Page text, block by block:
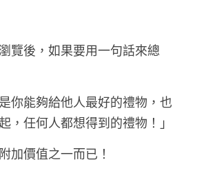
覽後，如果要用一句話來總
你能夠給他人最好的禮物，也
，任何人都想得到的禮物！」
加價值之一而已！